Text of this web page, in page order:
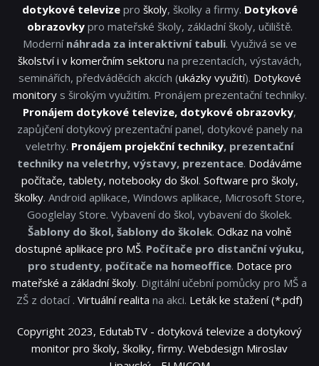
dotykové televizepro školy, školky a firmy. Dotykové
obrazovkypro mateřské školy, základní školy, učiliště.
Moderní náhrada za interaktivní tabuli. Využivá se ve
školství i v komerčním sektoru na prezentacích, výstavách,
seminářích, předváděcích akcích (ukázky využití). Dotykové
monitorys širokým využitím. Pronájem prezentační techniky.
Pronájem dotykové televize, dotykové obrazovky,
zapůjčení dotykový prezentační panel, dotykové panely na
veletrhy. Pronájem projekční techniky, prezentační
techniky na veletrhy, výstavy, prezentace. Dodáváme
počítače, tablety, notebooky do škol. Software pro školy,
školky. Android aplikace, Windows aplikace, Microsoft Store,
Googlelay Store. Vybavení do škol, vybavení do školek.
Šablony do škol, šablony do školek. Odkaz na volně
dostupné aplikace pro MŠ. Počítače pro distanční výuku,
pro studenty, počítače na homeoffice. Dotace pro
mateřské a základní školy. Digitální učební pomůcky pro MŠ a
ZŠ z dotací . Virtuální realita na akci. Leták ke stažení (*.pdf)
Copyright 2023, EdutabTV - dotyková televize a dotykový
monitor pro školy, školky, firmy. Webdesign Miroslav